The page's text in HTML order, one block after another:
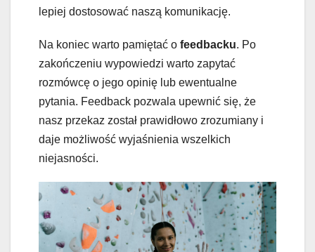
lepiej dostosować naszą komunikację.
Na koniec warto pamiętać o feedbacku. Po
zakończeniu wypowiedzi warto zapytać
rozmówcę o jego opinię lub ewentualne
pytania. Feedback pozwala upewnić się, że
nasz przekaz został prawidłowo zrozumiany i
daje możliwość wyjaśnienia wszelkich
niejasności.